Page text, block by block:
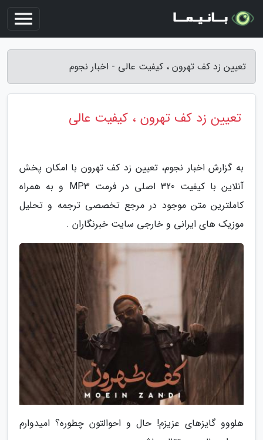
تعیین زد کف تهرون ، کیفیت عالی - اخبار نجوم
تعیین زد کف تهرون ، کیفیت عالی
به گزارش اخبار نجوم، تعیین زد کف تهرون با امکان پخش
آنلاین با کیفیت 320 اصلی در فرمت MP3 و به همراه
کاملترین متن موجود در مرجع تخصصی ترجمه و تحلیل
موزیک های ایرانی و خارجی سایت خبرنگاران .
هلووو گایزهای عزیزم! حال و احوالتون چطوره؟ امیدوارم